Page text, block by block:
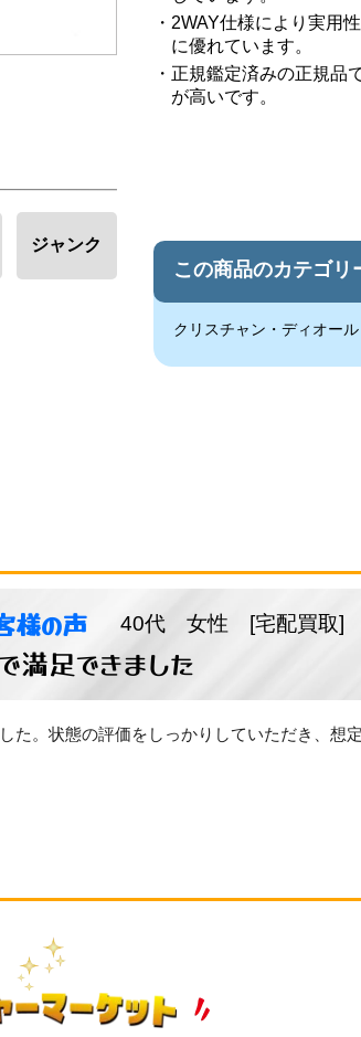
2WAY仕様により実用
に優れています。
正規鑑定済みの正規品
が高いです。
この商品のカテゴリ
クリスチャン・ディオール
ジャンク
様の声 40代 女性 [宅配買取]
満足できました
た。状態の評価をしっかりしていただき、想